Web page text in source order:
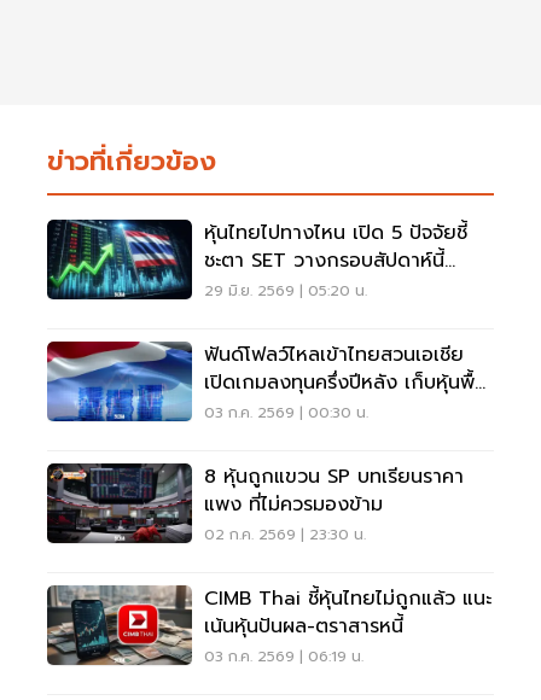
ข่าวที่เกี่ยวข้อง
หุ้นไทยไปทางไหน เปิด 5 ปัจจัยชี้
ชะตา SET วางกรอบสัปดาห์นี้
1,520-1,580 จุด
29 มิ.ย. 2569 | 05:20 น.
ฟันด์โฟลว์ไหลเข้าไทยสวนเอเชีย
เปิดเกมลงทุนครึ่งปีหลัง เก็บหุ้นพื้น
ฐานแกร่ง
03 ก.ค. 2569 | 00:30 น.
8 หุ้นถูกแขวน SP บทเรียนราคา
แพง ที่ไม่ควรมองข้าม
02 ก.ค. 2569 | 23:30 น.
CIMB Thai ชี้หุ้นไทยไม่ถูกแล้ว แนะ
เน้นหุ้นปันผล-ตราสารหนี้
03 ก.ค. 2569 | 06:19 น.